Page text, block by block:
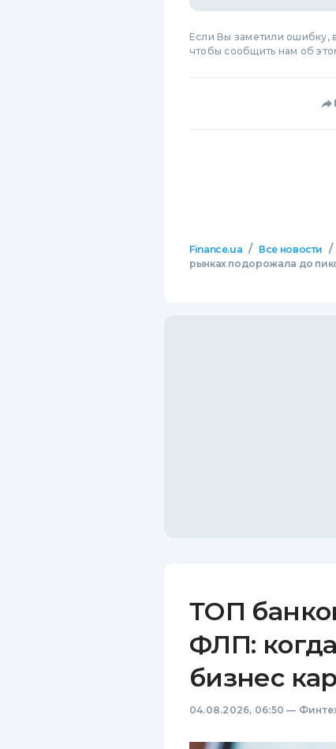
Если Вы заметили ошибку,
чтобы сообщить нам об
Finance.ua / Все новости /
рынках подорожала до
ТОП
ФЛП:
бизнес
04.08.2026, 06:50 —